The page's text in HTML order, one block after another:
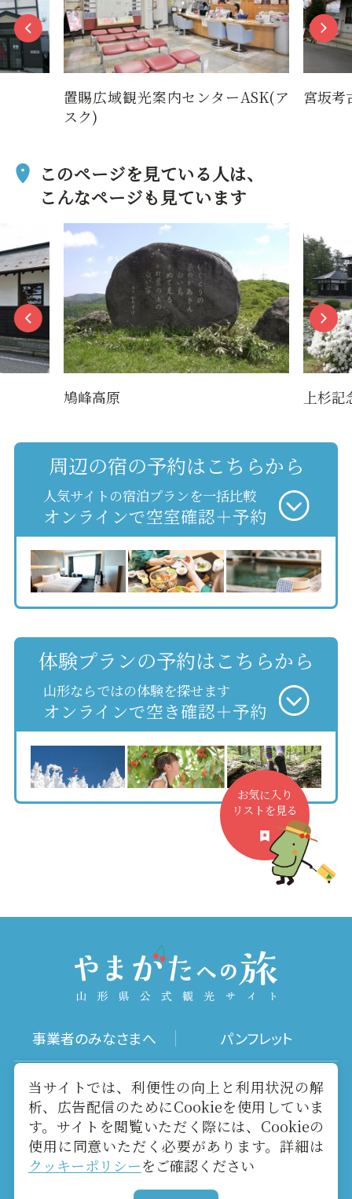
置賜広域観光案内センターASK(ア
スク)
宮坂考
このページを見ている人は、
こんなページも見ています
鳩峰高原 上杉
周辺の宿の予約はこちらから
人気サイトの宿泊プランを一括比較
オンラインで空室確認＋予約
体験プランの予約はこちらから
山形ならではの体験を探せます
オンラインで空き確認＋予約
お気に入り
リストを見る
事業者のみなさまへ パンフレット
写真ダウンロード 動画ギャラリー
お役立ちリンク 当サイトについて
メールマガジン お問い合わせ
当サイトでは、利便性の向上と利用状況の解
析、広告配信のためにCookieを使用していま
す。サイトを閲覧いただく際には、Cookieの
使用に同意いただく必要があります。詳細は
クッキーポリシーをご確認ください